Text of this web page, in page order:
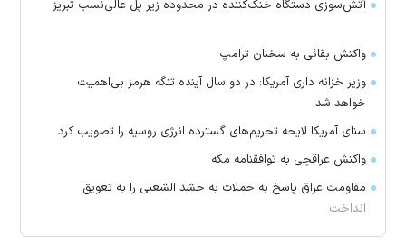
آتش‌سوزی دستگاه خنک‌کننده در محدوده زیر پل عالی‌نسب تبریز
واکنش بقائی به سخنان ترامپ
وزیر خزانه داری آمریکا: در دو سال آینده تنگه هرمز بی‌اهمیت
خواهد شد
سنای آمریکا لایحه تحریم‌های گسترده انرژی روسیه را تصویب کرد
واکنش عراقچی به توافقنامه مکه
مقاومت عراق پاسخ به حملات به حشد الشعبی را به تعویق
انداخت